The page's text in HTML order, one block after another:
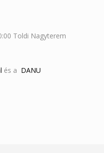
Toldi Nagyterem
és a DANU